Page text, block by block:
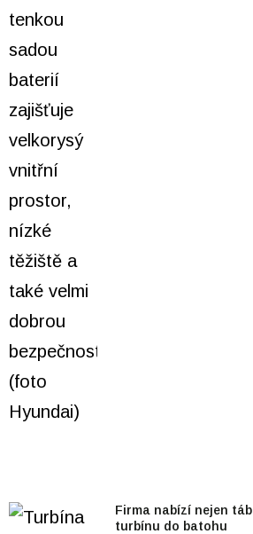
Firma nabízí nejen
turbínu do batohu